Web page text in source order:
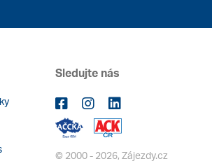
Sledujte nás
© 2000 - 2026, Zájezdy.cz